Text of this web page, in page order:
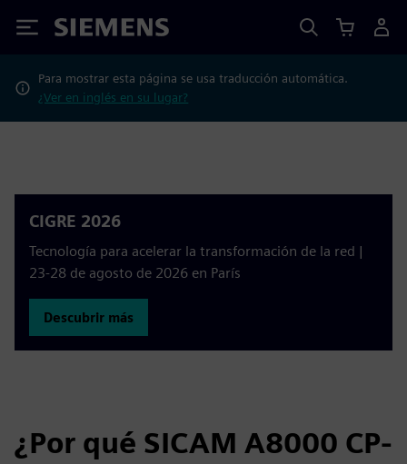
Siemens
Para mostrar esta página se usa traducción automática.
¿Ver en inglés en su lugar?
CIGRE 2026
Tecnología para acelerar la transformación de la red |
23-28 de agosto de 2026 en París
Descubrir más
¿Por qué SICAM A8000 CP-